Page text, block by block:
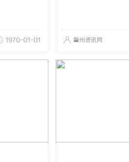
1970-01-01 肇州资讯网